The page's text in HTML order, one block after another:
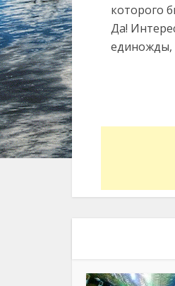
которого
Да!
единожды,